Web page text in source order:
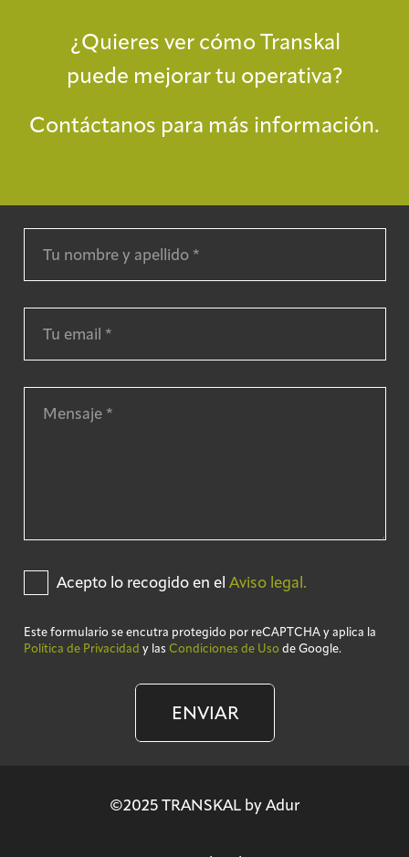
¿Quieres ver cómo Transkal
puede mejorar tu operativa?
Contáctanos para más información.
Acepto lo recogido en el Aviso legal.
Este formulario se encutra protegido por reCAPTCHA y aplica la
Política de Privacidad y las Condiciones de Uso de Google.
ENVIAR
©2025 TRANSKAL by Adur